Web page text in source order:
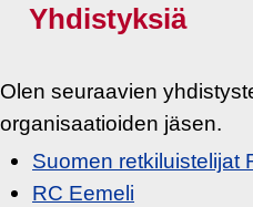
Yhdistyksiä
Olen seuraavien
organisaatioiden jäsen.
Suomen retkiluistelijat
RC Eemeli